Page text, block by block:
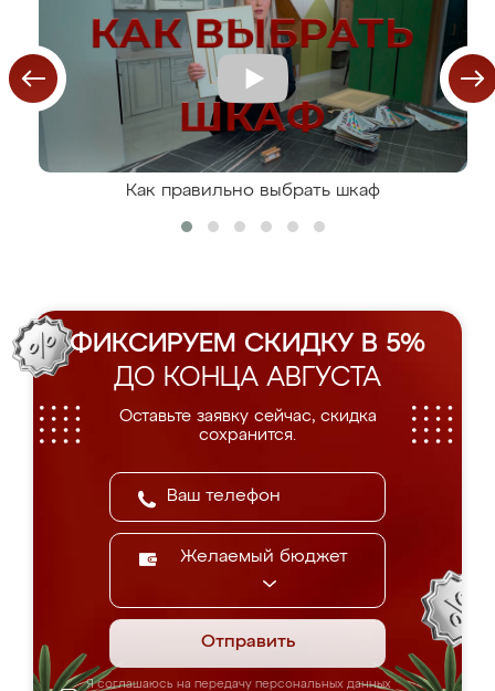
Как правильно выбрать шкаф
ФИКСИРУЕМ СКИДКУ В 5%
ДО КОНЦА АВГУСТА
Оставьте заявку сейчас, скидка
сохранится.
Желаемый бюджет
Отправить
Я соглашаюсь на передачу персональных данных